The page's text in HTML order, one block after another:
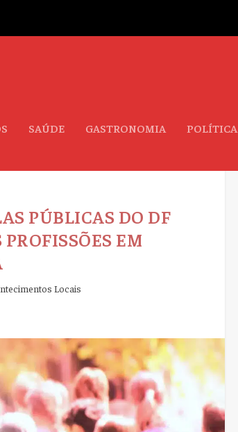
SAÚDE GASTRONOMIA POLÍTICA
PÚBLICAS DO DF
EM
Locais